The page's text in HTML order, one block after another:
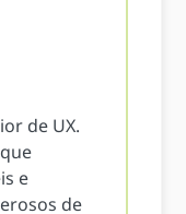
de UX.
​​e
de